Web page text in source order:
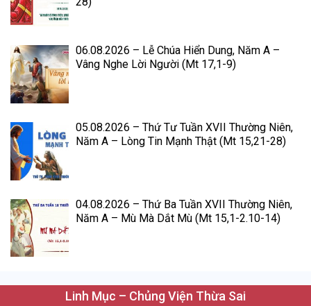
06.08.2026 – Lễ Chúa Hiển Dung, Năm A –
Vâng Nghe Lời Người (Mt 17,1-9)
05.08.2026 – Thứ Tư Tuần XVII Thường Niên,
Năm A – Lòng Tin Mạnh Thật (Mt 15,21-28)
04.08.2026 – Thứ Ba Tuần XVII Thường Niên,
Năm A – Mù Mà Dắt Mù (Mt 15,1-2.10-14)
Linh Mục – Chủng Viện Thừa Sai